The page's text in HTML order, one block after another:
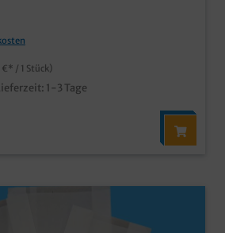
gebrannte Mandeln, etc.
Gastronomie und
unseren Kundenservice
€* / 1 Stück)
1-3 Tage